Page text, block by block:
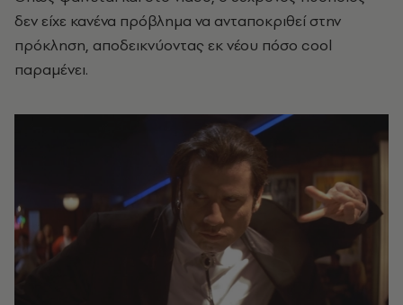
δεν είχε κανένα πρόβλημα να ανταποκριθεί στην
πρόκληση, αποδεικνύοντας εκ νέου πόσο cool
παραμένει.